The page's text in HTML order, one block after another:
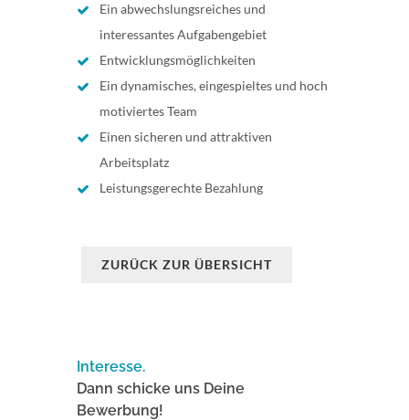
Ein abwechslungsreiches und
interessantes Aufgabengebiet
Entwicklungsmöglichkeiten
Ein dynamisches, eingespieltes und hoch
motiviertes Team
Einen sicheren und attraktiven
Arbeitsplatz
Leistungsgerechte Bezahlung
ZURÜCK ZUR ÜBERSICHT
Interesse.
Dann schicke uns Deine
Bewerbung!